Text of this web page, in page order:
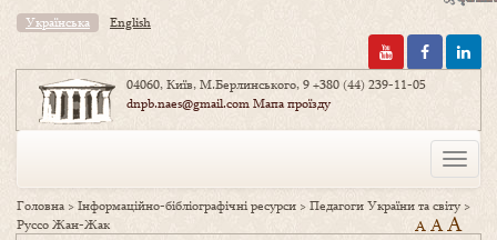
Українська English
04060, Київ, М.Берлинського, 9+380 (44) 239-11-05
dnpb.naes@gmail.comМапа проїзду
Toggle
Головна >Інформаційно-бібліографічні ресурси >Педагоги України та світу>
Руссо Жан-Жак
A AA